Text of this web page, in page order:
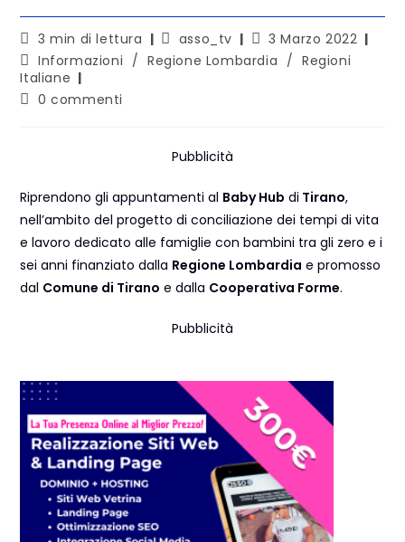
3 min di lettura asso_tv
3 Marzo 2022
Informazioni / Regione Lombardia / Regioni
Italiane
0 commenti
Pubblicità
Riprendono gli appuntamenti al Baby Hub di Tirano,
nell’ambito del progetto di conciliazione dei tempi di vita
e lavoro dedicato alle famiglie con bambini tra gli zero e i
sei anni finanziato dalla Regione Lombardia e promosso
dal Comune di Tirano e dalla Cooperativa Forme.
Pubblicità